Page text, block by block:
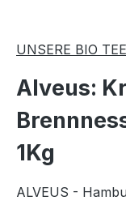
UNSERE BIO
Alveus:
1Kg
ALVEUS -